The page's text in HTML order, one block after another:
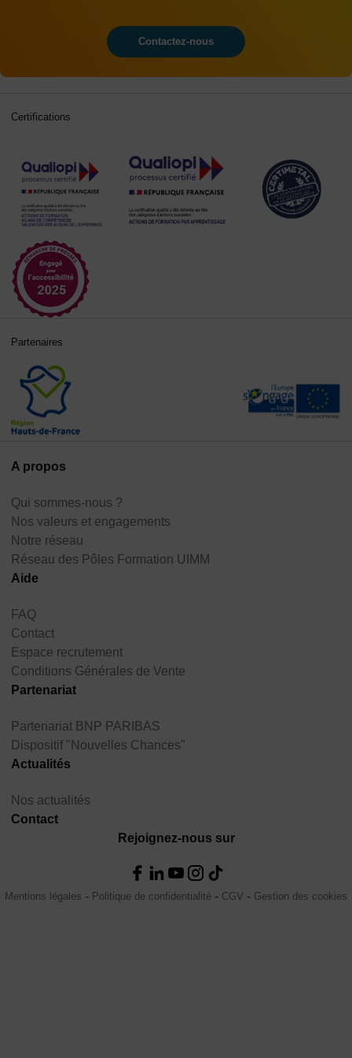
Contactez-nous
A propos
Qui sommes-nous ?
Nos valeurs et engagements
Notre réseau
Réseau des Pôles Formation UIMM
Aide
FAQ
Contact
Espace recrutement
Conditions Générales de Vente
Partenariat
Partenariat BNP PARIBAS
Dispositif "Nouvelles Chances"
Actualités
Nos actualités
Contact
Rejoignez-nous sur
Certifications
Partenaires
Mentions légales Politique de confidentialité CGV Gestion des cookies